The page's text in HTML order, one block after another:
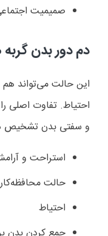
صمیمیت
دم دور بدن
این حالت می‌تواند
احتیاط. تفاوت اصلی
و سفتی بدن تشخیص
استراحت و
حالت
احتیاط